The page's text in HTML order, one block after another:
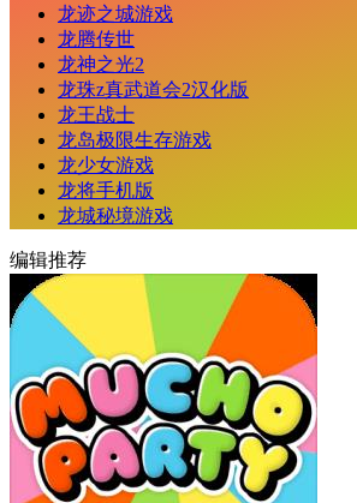
龙迹之城游戏
龙腾传世
龙神之光2
龙珠z真武道会2汉化版
龙王战士
龙岛极限生存游戏
龙少女游戏
龙将手机版
龙城秘境游戏
编辑推荐